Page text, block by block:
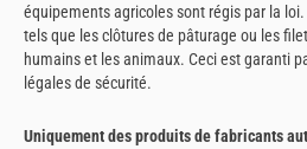
équipements agricoles sont régis par la
tels que les clôtures de pâturage ou les
humains et les animaux. Ceci est garanti
légales de sécurité.
Uniquement des produits de fabricants